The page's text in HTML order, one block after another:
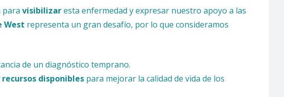
para visibilizaresta enfermedad y expresar nuestro apoyo a las
West representa un gran desafío, por lo que consideramos
de un diagnóstico temprano.
disponibles para mejorar la calidad de vida de los